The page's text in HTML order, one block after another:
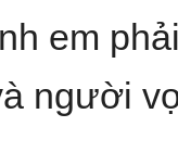
em
người